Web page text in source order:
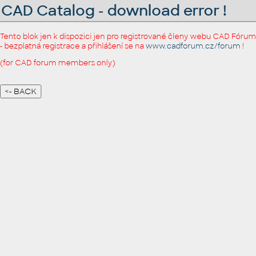
CAD Catalog - download error !
Tento blok jen k dispozici jen pro registrované členy webu CAD Fórum
- bezplatná registrace a přihlášení se nawww.cadforum.cz/forum !
(for CAD forum members only)